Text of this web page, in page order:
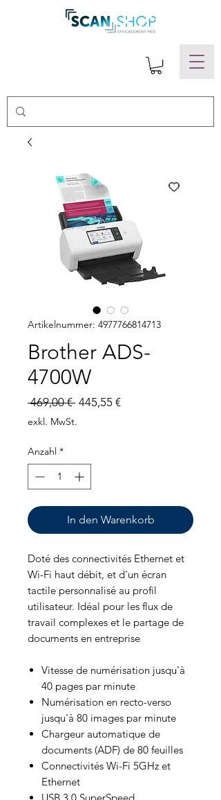
Artikelnummer: 4977766814713
Brother ADS-
4700W
469,00 € Standardpreis
445,55 €Sale-
exkl. MwSt.
Anzahl *
In den Warenkorb
Doté des connectivités Ethernet et
Wi-Fi haut débit, et d'un écran
tactile personnalisé au profil
utilisateur. Idéal pour les flux de
travail complexes et le partage de
documents en entreprise
Vitesse de numérisation jusqu'à
40 pages par minute
Numérisation en recto-verso
jusqu'à 80 images par minute
Chargeur automatique de
documents (ADF) de 80 feuilles
Connectivités Wi-Fi 5GHz et
Ethernet